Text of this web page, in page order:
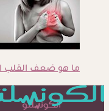
ما هو ضعف القلب